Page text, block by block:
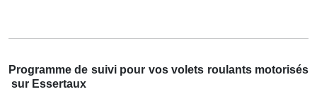
Programme de suivi pour vos volets roulants motorisés
sur Essertaux